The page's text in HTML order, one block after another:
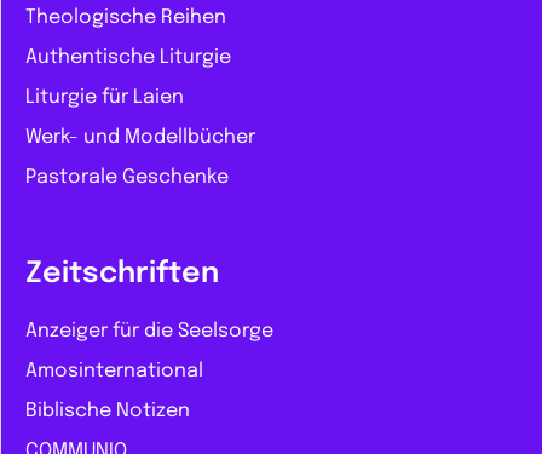
Theologische Reihen
Authentische Liturgie
Liturgie für Laien
Werk- und Modellbücher
Pastorale Geschenke
Zeitschriften
Anzeiger für die Seelsorge
Amosinternational
Biblische Notizen